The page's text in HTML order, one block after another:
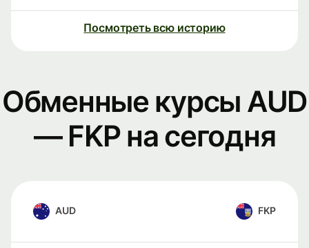
Посмотреть всю историю
Обменные курсы AUD
— FKP на сегодня
AUD FKP